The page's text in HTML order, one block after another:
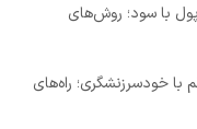
با سود؛ روش‌های
خودسرزنشگری؛ راه‌های